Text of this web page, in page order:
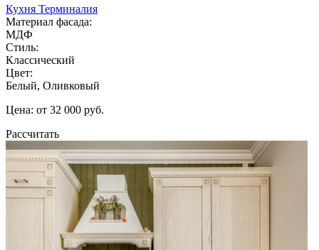
Кухня Терминалия
Материал фасада:
МДФ
Стиль:
Классический
Цвет:
Белый, Оливковый
Цена: от 32 000 руб.
Рассчитать